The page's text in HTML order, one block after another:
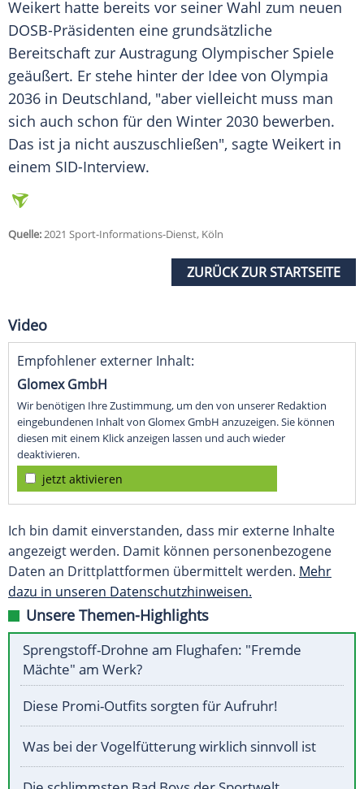
Weikert hatte bereits vor seiner Wahl zum neuen
DOSB-Präsidenten eine grundsätzliche
Bereitschaft zur Austragung Olympischer Spiele
geäußert. Er stehe hinter der Idee von Olympia
2036 in Deutschland, "aber vielleicht muss man
sich auch schon für den Winter 2030 bewerben.
Das ist ja nicht auszuschließen", sagte Weikert in
einem SID-Interview.
Quelle:2021 Sport-Informations-Dienst, Köln
ZURÜCK ZUR STARTSEITE
Video
Empfohlener externer Inhalt:
Glomex GmbH
Wir benötigen Ihre Zustimmung, um den von unserer Redaktion
eingebundenen Inhalt von Glomex GmbH anzuzeigen. Sie können
diesen mit einem Klick anzeigen lassen und auch wieder
deaktivieren.
jetzt aktivieren
Ich bin damit einverstanden, dass mir externe Inhalte
angezeigt werden. Damit können personenbezogene
Daten an Drittplattformen übermittelt werden. Mehr
dazu in unseren Datenschutzhinweisen.
Unsere Themen-Highlights
Sprengstoff-Drohne am Flughafen: "Fremde
Mächte" am Werk?
Diese Promi-Outfits sorgten für Aufruhr!
Was bei der Vogelfütterung wirklich sinnvoll ist